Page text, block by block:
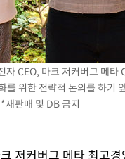
CEO, 마크 저커버그 메
를 위한 전략적 논의를 하기
*재판매 및 DB 금지
저커버그 메타 최고